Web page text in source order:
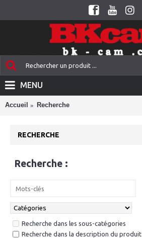
MENU
Accueil Recherche
RECHERCHE
Recherche :
Recherche dans les sous-catégories
Recherche dans la description du produit